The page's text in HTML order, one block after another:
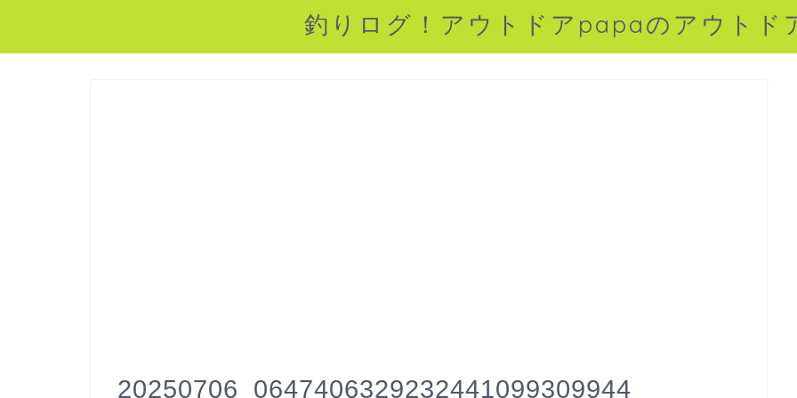
釣りログ！アウトドアpapaのアウトド
20250706_0647406329232441099309944